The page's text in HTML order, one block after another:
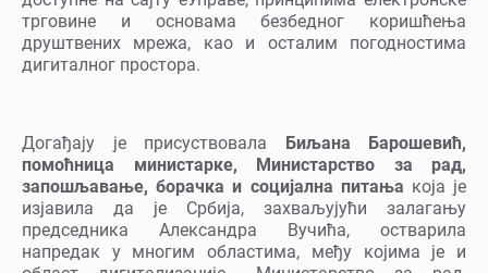
трговине и основама безбедног коришћења
друштвених мрежа, као и осталим погодностима
дигиталног простора.
Догађају је присуствовала
Биљана Барошевић,
помоћница министарке, Министарство за рад,
запошљавање, борачка и социјална питања која је
изјавила да је Србија, захваљујући залагању
председника Александра Вучића, остварила
напредак у многим областима, међу којима је и